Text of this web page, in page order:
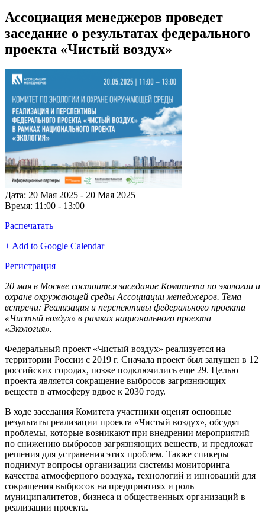
Ассоциация менеджеров проведет
заседание о результатах федерального
проекта «Чистый воздух»
Дата: 20 Мая 2025 - 20 Мая 2025
Время: 11:00 - 13:00
Распечатать
+ Add to Google Calendar
Регистрация
20 мая в Москве состоится заседание Комитета по экологии и
охране окружающей среды Ассоциации менеджеров. Тема
встречи: Реализация и перспективы федерального проекта
«Чистый воздух» в рамках национального проекта
«Экология».
Федеральный проект «Чистый воздух» реализуется на
территории России с 2019 г. Сначала проект был запущен в 12
российских городах, позже подключились еще 29. Целью
проекта является сокращение выбросов загрязняющих
веществ в атмосферу вдвое к 2030 году.
В ходе заседания Комитета участники оценят основные
результаты реализации проекта «Чистый воздух», обсудят
проблемы, которые возникают при внедрении мероприятий
по снижению выбросов загрязняющих веществ, и предложат
решения для устранения этих проблем. Также спикеры
поднимут вопросы организации системы мониторинга
качества атмосферного воздуха, технологий и инноваций для
сокращения выбросов на предприятиях и роль
муниципалитетов, бизнеса и общественных организаций в
реализации проекта.